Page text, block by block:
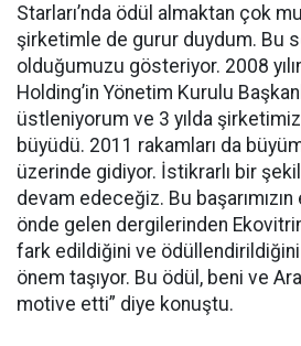
Starları’nda ödül almaktan çok
şirketimle de gurur duydum. Bu
olduğumuzu gösteriyor. 2008
Holding’in Yönetim Kurulu
üstleniyorum ve 3 yılda şirketimiz
büyüdü. 2011 rakamları da
üzerinde gidiyor. İstikrarlı bir
devam edeceğiz. Bu başarımızın
önde gelen dergilerinden
fark edildiğini ve
önem taşıyor. Bu ödül, beni ve
motive etti” diye konuştu.